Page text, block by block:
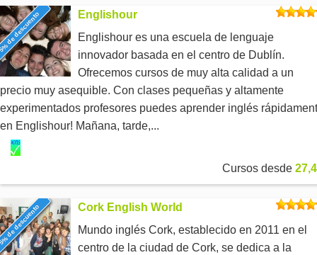
descuento
Englishour
Englishour es una escuela de lenguaje
innovador basada en el centro de Dublín.
Ofrecemos cursos de muy alta calidad a un
precio muy asequible. Con clases pequeñas y altamente
experimentados profesores puedes aprender inglés
en Englishour! Mañana, tarde,...
Cursos desde
descuento
Cork English World
Mundo inglés Cork, establecido en 2011 en el
centro de la ciudad de Cork, se dedica a la